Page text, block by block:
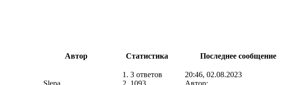
Автор Статистика Последнее сообщение
Slepa
3 ответов
1093
20:46, 02.08.2023
Автор: